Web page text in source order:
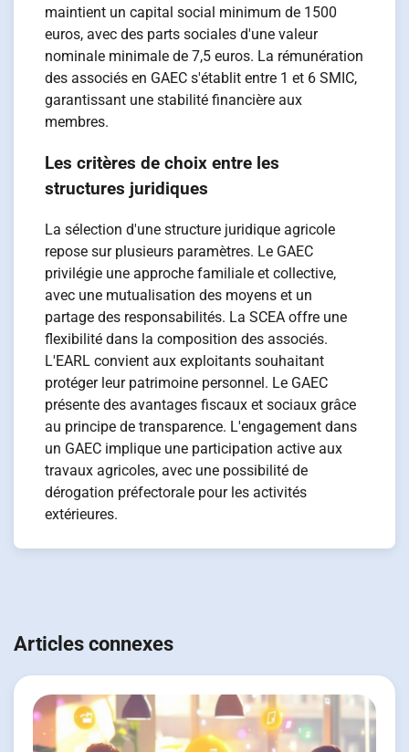
maintient un capital social minimum de 1500
euros, avec des parts sociales d'une valeur
nominale minimale de 7,5 euros. La rémunération
des associés en GAEC s'établit entre 1 et 6 SMIC,
garantissant une stabilité financière aux
membres.
Les critères de choix entre les
structures juridiques
La sélection d'une structure juridique agricole
repose sur plusieurs paramètres. Le GAEC
privilégie une approche familiale et collective,
avec une mutualisation des moyens et un
partage des responsabilités. La SCEA offre une
flexibilité dans la composition des associés.
L'EARL convient aux exploitants souhaitant
protéger leur patrimoine personnel. Le GAEC
présente des avantages fiscaux et sociaux grâce
au principe de transparence. L'engagement dans
un GAEC implique une participation active aux
travaux agricoles, avec une possibilité de
dérogation préfectorale pour les activités
extérieures.
de
Articles connexes